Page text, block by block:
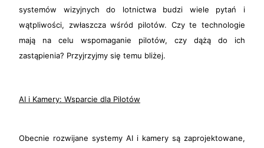
systemów wizyjnych do lotnictwa budzi wiele pytań i
wątpliwości, zwłaszcza wśród pilotów. Czy te technologie
mają na celu wspomaganie pilotów, czy dążą do ich
zastąpienia? Przyjrzyjmy się temu bliżej.
AI i Kamery: Wsparcie dla Pilotów
Obecnie rozwijane systemy AI i kamery są zaprojektowane,